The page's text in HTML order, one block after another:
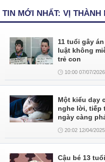
TIN MỚI NHẤT: VỊ THÀNH
11 tuổi gây
luật không
trẻ con
10:00 07/07/2026
Một kiểu dạy
nghe lời, tiếp
ngày càng
20:02 12/04/2025
Cậu bé 13